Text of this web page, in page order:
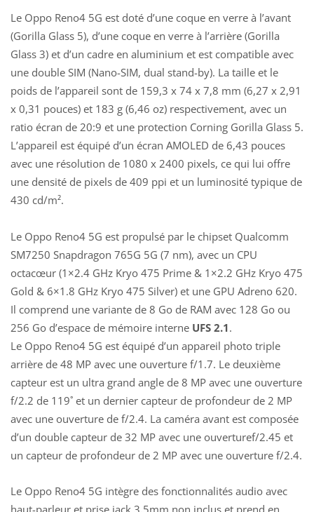
Le Oppo Reno4 5G est doté d’une coque en verre à l’avant
(Gorilla Glass 5), d’une coque en verre à l’arrière (Gorilla
Glass 3) et d’un cadre en aluminium et est compatible avec
une double SIM (Nano-SIM, dual stand-by). La taille et le
poids de l’appareil sont de 159,3 x 74 x 7,8 mm (6,27 x 2,91
x 0,31 pouces) et 183 g (6,46 oz) respectivement, avec un
ratio écran de 20:9 et une protection Corning Gorilla Glass 5.
L’appareil est équipé d’un écran AMOLED de 6,43 pouces
avec une résolution de 1080 x 2400 pixels, ce qui lui offre
une densité de pixels de 409 ppi et un luminosité typique de
430 cd/m².
Le Oppo Reno4 5G est propulsé par le chipset Qualcomm
SM7250 Snapdragon 765G 5G (7 nm), avec un CPU
octacœur (1×2.4 GHz Kryo 475 Prime & 1×2.2 GHz Kryo 475
Gold & 6×1.8 GHz Kryo 475 Silver) et une GPU Adreno 620.
Il comprend une variante de 8 Go de RAM avec 128 Go ou
256 Go d’espace de mémoire interne UFS 2.1.
Le Oppo Reno4 5G est équipé d’un appareil photo triple
arrière de 48 MP avec une ouverture f/1.7. Le deuxième
capteur est un ultra grand angle de 8 MP avec une ouverture
f/2.2 de 119˚ et un dernier capteur de profondeur de 2 MP
avec une ouverture de f/2.4. La caméra avant est composée
d’un double capteur de 32 MP avec une ouverturef/2.45 et
un capteur de profondeur de 2 MP avec une ouverture f/2.4.
Le Oppo Reno4 5G intègre des fonctionnalités audio avec